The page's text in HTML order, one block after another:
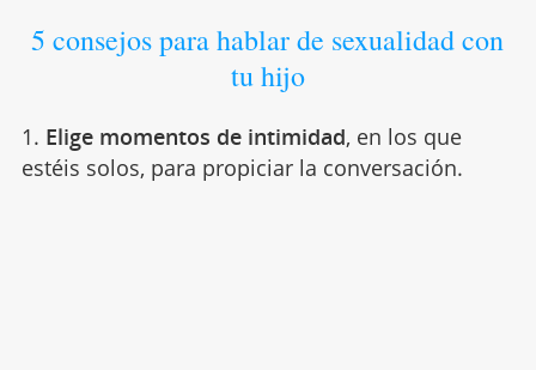
5 consejos para hablar de sexualidad con
tu hijo
1. Elige momentos de intimidad, en los que
estéis solos, para propiciar la conversación.